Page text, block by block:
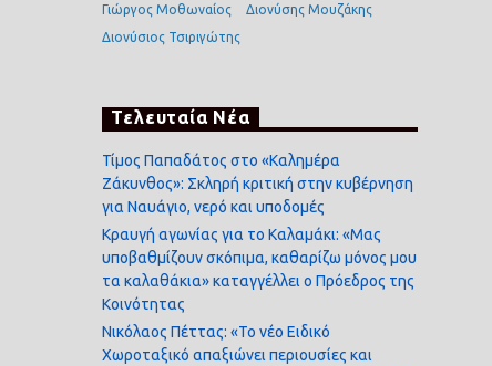
Γιώργος Μοθωναίος
Διονύσης Μουζάκης
Διονύσιος Τσιριγώτης
Τελευταία Νέα
Τίμος Παπαδάτος στο «Καλημέρα
Ζάκυνθος»: Σκληρή κριτική στην κυβέρνηση
για Ναυάγιο, νερό και υποδομές
Κραυγή αγωνίας για το Καλαμάκι: «Μας
υποβαθμίζουν σκόπιμα, καθαρίζω μόνος μου
τα καλαθάκια» καταγγέλλει ο Πρόεδρος της
Κοινότητας
Νικόλαος Πέττας: «Το νέο Ειδικό
Χωροταξικό απαξιώνει περιουσίες και